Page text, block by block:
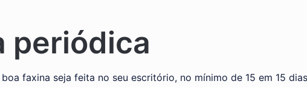
periódica
faxina seja feita no seu escritório, no mínimo de 15 em 15